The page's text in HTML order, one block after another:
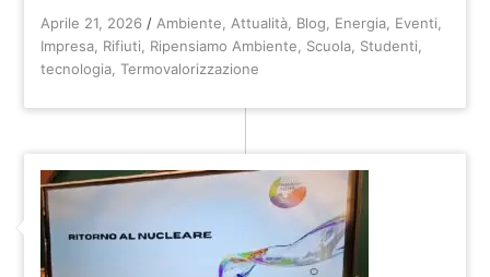
Aprile 21, 2026 / Ambiente Attualità Blog Energia Eventi
Impresa Rifiuti Ripensiamo Ambiente Scuola Studenti
tecnologia ,Termovalorizzazione